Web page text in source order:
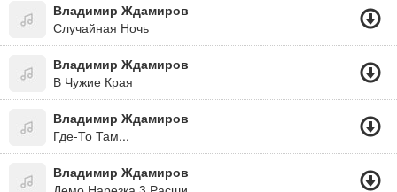
Владимир Ждамиров
Случайная Ночь
Владимир Ждамиров
В Чужие Края
Владимир Ждамиров
Где-То Там...
Владимир Ждамиров